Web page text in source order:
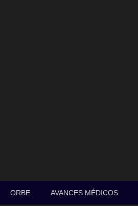
ORBE AVANCES MÉDICOS